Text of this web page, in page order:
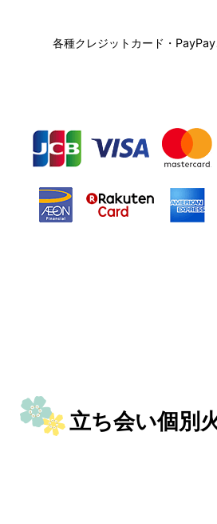
各種クレジットカード・PayPay
立ち会い個別